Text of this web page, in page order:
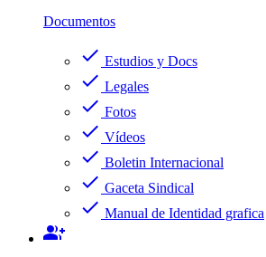
Documentos
check Estudios y Docs
check Legales
check Fotos
check Vídeos
check Boletin Internacional
check Gaceta Sindical
check Manual de Identidad grafica
group_add